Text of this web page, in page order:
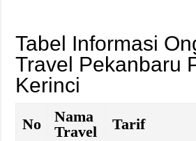
Tabel Informasi
Travel Pekanbaru
Kerinci
No
Nama
Travel
Tarif